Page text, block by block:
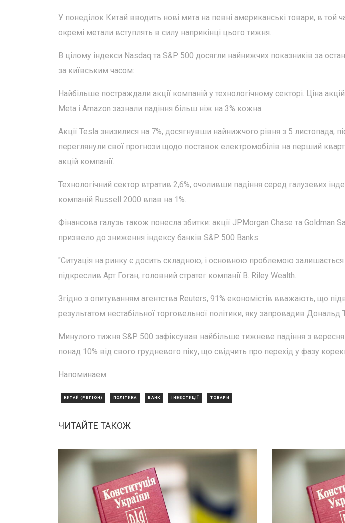
У понеділок Китай вводить нові мита на певні американські товари, в той
окремі метали вступлять в силу наприкінці цього тижня.
В цілому індекси Nasdaq та S&P 500 досягли найнижчих показників за
за київським часом:
Найбільше постраждали акції компаній у технологічному секторі. Ціна
Meta і Amazon зазнали падіння більш ніж на 3% кожна.
Акції Tesla знизилися на 7%, досягнувши найнижчого рівня з 5 листопада,
переглянули свої прогнози щодо поставок електромобілів на перший
акцій компанії.
Технологічний сектор втратив 2,6%, очоливши падіння серед галузевих
компаній Russell 2000 впав на 1%.
Фінансова галузь також понесла збитки: акції JPMorgan Chase та Goldman
призвело до зниження індексу банків S&P 500 Banks.
"Ситуація на ринку є досить складною, і основною проблемою
підкреслив Арт Гоган, головний стратег компанії B. Riley Wealth.
Згідно з опитуванням агентства Reuters, 91% економістів вважають, що
результатом нестабільної торговельної політики, яку запровадив Дональд
Минулого тижня S&P 500 зафіксував найбільше тижневе падіння з
понад 10% від свого грудневого піку, що свідчить про перехід у фазу
Напоминаем:
КИТАЙ (РЕГІОН) ПОЛІТИКА БАНК ІНВЕСТИЦІЇ ТОВАРИ
ЧИТАЙТЕ ТАКОЖ